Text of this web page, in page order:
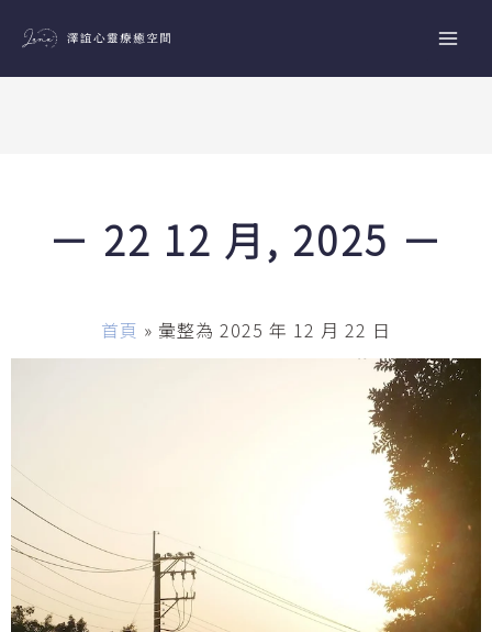
主
－ 22 12 月, 2025 －
首頁 » 彙整為 2025 年 12 月 22 日